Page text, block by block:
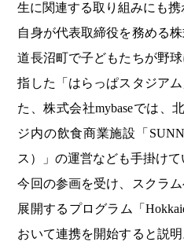
生に関連する取り組みにも携
自身が代表取締役を務める
道長沼町で子どもたちが野
指した「はらっぱスタジア
た、株式会社mybaseでは、
ジ内の飲食商業施設「
ス）」の運営なども手掛けて
今回の参画を受け、スクラ
展開するプログラム「
おいて連携を開始すると説